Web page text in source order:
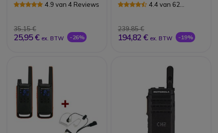
4.9 van 4 Reviews
35,15 €
25,95 € ex. BTW -26%
4.4 van 62
239,85 €
194,82 € ex. BTW -19%